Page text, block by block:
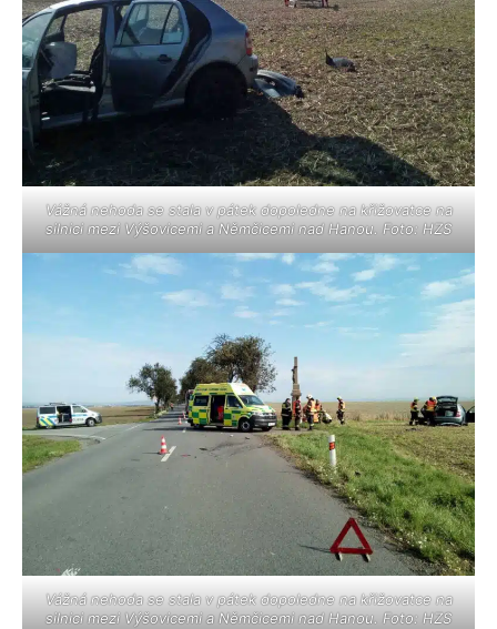
Vážná nehoda se stala v pátek dopoledne na křižovatce na
silnici mezi Výšovicemi a Němčicemi nad Hanou. Foto: HZS
Vážná nehoda se stala v pátek dopoledne na křižovatce na
silnici mezi Výšovicemi a Němčicemi nad Hanou. Foto: HZS